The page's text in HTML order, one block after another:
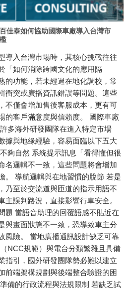
佳泰如何協助國際車廠導入台灣市
導入台灣市場時，其核心挑戰往往
「如何消除跨國文化的應用隔
的功能，若未經過在地化調校，常
衝突或廣播資訊錯誤等問題。這些
不僅會增加售後客服成本，更有可
的客戶滿意度與信賴度。 國際車廠
多海外研發團隊在進入特定市場
據與地緣經驗，容易面臨以下五大
夠自然 系統提示訊息「看得懂但很
名邏輯不一致，這些問題將會增加
。 導航邏輯與在地習慣的脫節 若是
乃至於交流道與匝道的指示用語不
主誤判路況，直接影響行車安全。
題 當語音助理的回覆語感不貼近在
與畫面狀態不一致，恐導致車主分
風險。 當地廣播通訊設計缺乏可靠
NCC規範）與電台分類繁雜且具備
指引，國外研發團隊勢必難以建立
前端架構規劃與後端整合驗證的困
備的行政流程與法規限制 若缺乏試